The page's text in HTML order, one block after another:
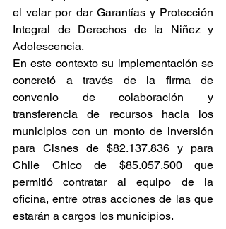
el velar por dar Garantías y Protección
Integral de Derechos de la Niñez y
Adolescencia.
En este contexto su implementación se
concretó a través de la firma de
convenio de colaboración y
transferencia de recursos hacia los
municipios con un monto de inversión
para Cisnes de $82.137.836 y para
Chile Chico de $85.057.500 que
permitió contratar al equipo de la
oficina, entre otras acciones de las que
estarán a cargos los municipios.